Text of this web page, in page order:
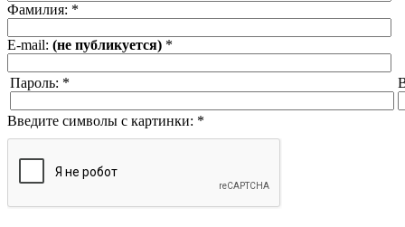
Фамилия: *
E-mail: (не публикуется) *
Пароль: *
Введите символы с картинки: *